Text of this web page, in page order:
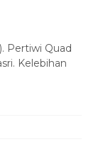
Pertiwi Quad
Kelebihan